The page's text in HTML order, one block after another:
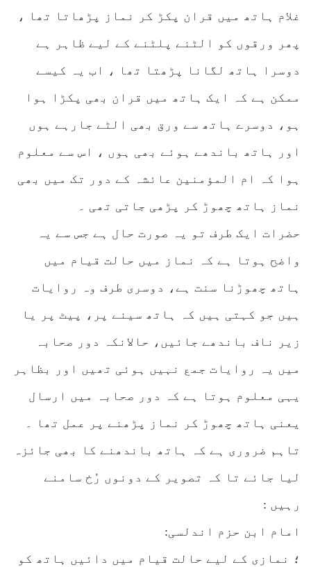
غلام ہاتھ میں قران پکڑ کر نماز پڑھاتا تھا ،
پھر ورقوں کو الٹنے پلٹنے کے لیے ظاہر ہے
دوسرا ہاتھ لگانا پڑھتا تھا ، اب یہ کیسے
ممکن ہے کہ ایک ہاتھ میں قران بھی پکڑا ہوا
ہو، دوسرے ہاتھ سے ورق بھی الٹے جارہے ہوں
اور ہاتھ باندھے ہوئے بھی ہوں ، اس سے معلوم
ہوا کہ ام المؤمنین عائشہ کے دور تک میں بھی
نماز ہاتھ چھوڑ کر پڑھی جاتی تھی ۔
حضرات ایک طرف تو یہ صورت حال ہے جس سے یہ
واضح ہوتا ہے کہ نماز میں حالت قیام میں
ہاتھ چھوڑنا سنت ہے، دوسری طرف وہ روایات
ہیں جو کہتی ہیں کہ ہاتھ سینے پر، پیٹ پر یا
زیر ناف باندھے جائیں، حالانکہ دور صحابہ
میں یہ روایات جمع نہیں ہوئی تھیں اور بظاہر
یہی معلوم ہوتا ہے کہ دور صحابہ میں ارسال
یعنی ہاتھ چھوڑ کر نماز پڑھنے پر عمل تھا ۔
تاہم ضروری ہے کہ ہاتھ باندھنے کا بھی جائزہ
لیا جائے تا کہ تصویر کے دونوں رُخ سامنے
رہیں :
امام ابن حزم اندلسی:
؛ نمازی کے لیے حالت قیام میں دائیں ہاتھ کو